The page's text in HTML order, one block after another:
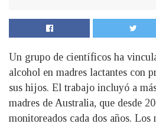
Un grupo de científicos ha
alcohol en madres lactantes con
sus hijos. El trabajo incluyó a
madres de Australia, que desde
monitoreados cada dos años. Los